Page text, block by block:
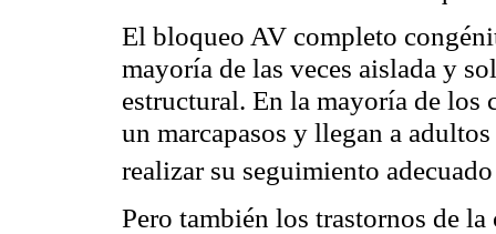
El bloqueo AV completo
mayoría de las veces aislada y
estructural. En la mayoría de los
un marcapasos y llegan a
realizar su seguimiento
Pero también los trastornos de